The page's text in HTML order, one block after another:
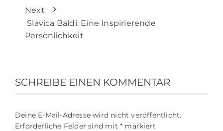
Next
Slavica Baldi: Eine Inspirierende
Persönlichkeit
SCHREIBE EINEN KOMMENTAR
Deine E-Mail-Adresse wird nicht veröffentlicht.
Erforderliche Felder sind mit * markiert